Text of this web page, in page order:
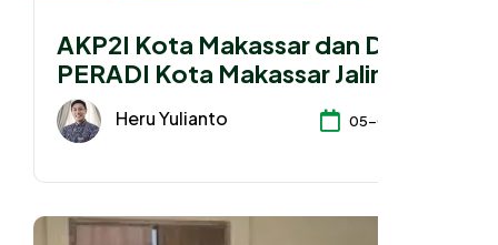
AKP2I Kota Makassar dan DPC
PERADI Kota Makassar Jalin
Kerja Sama Strategis
Pengembangan Profesi Hukum
Heru Yulianto 05-08-2026